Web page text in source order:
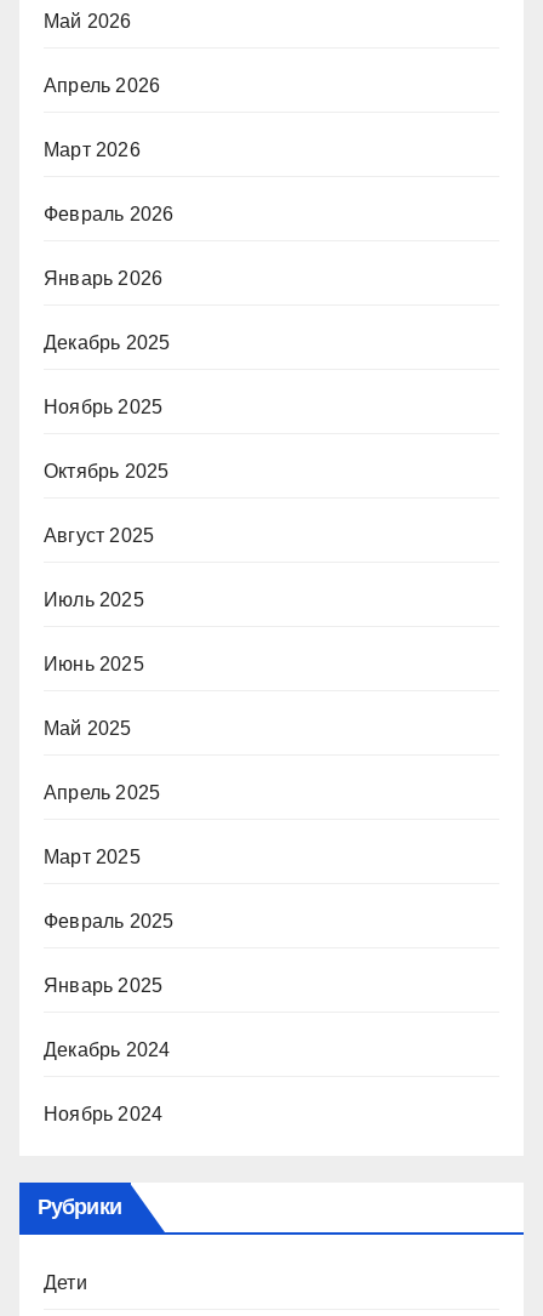
Май 2026
Апрель 2026
Март 2026
Февраль 2026
Январь 2026
Декабрь 2025
Ноябрь 2025
Октябрь 2025
Август 2025
Июль 2025
Июнь 2025
Май 2025
Апрель 2025
Март 2025
Февраль 2025
Январь 2025
Декабрь 2024
Ноябрь 2024
Рубрики
Дети